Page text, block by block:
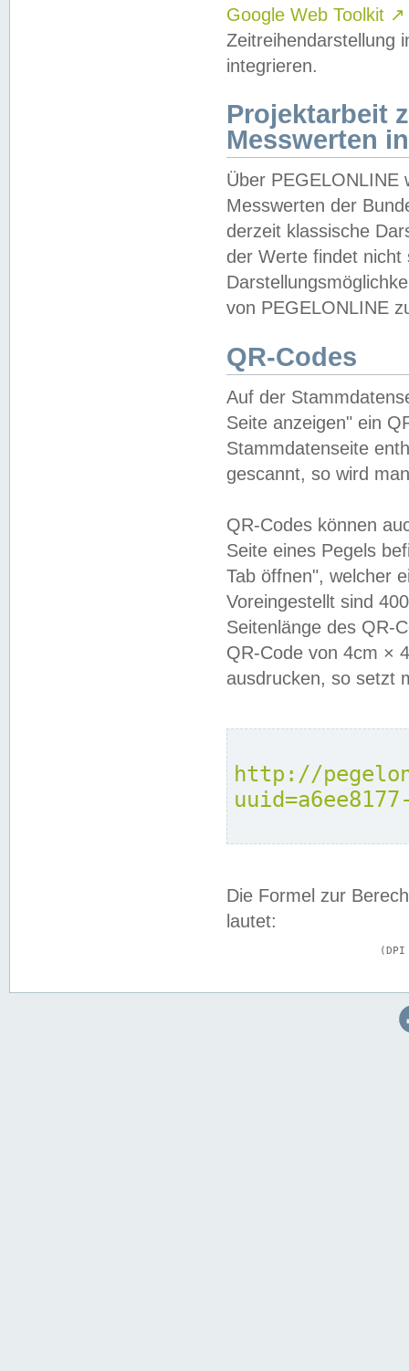
Google Web Toolkit ↗
Zeitreihendarstellung
integrieren.
Projektarbeit
Messwerten
Über PEGELONLINE
Messwerten der
derzeit klassische
der Werte findet
von PEGELONLINE
QR-Codes
Auf der
Seite anzeigen" ein
Stammdatenseite
gescannt, so wird
QR-Codes können
Seite eines Pegels
Tab öffnen", welcher
Voreingestellt sind
Seitenlänge des QR-
QR-Code von 4cm ×
ausdrucken, so setzt
http://
Die Formel zur
lautet: